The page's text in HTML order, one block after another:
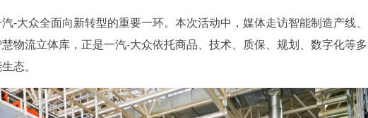
-大众全面向新转型的重要一环。本次活动中，媒体走访智能制造产线、
物流立体库，正是一汽-大众依托商品、技术、质保、规划、数字化等多
态。